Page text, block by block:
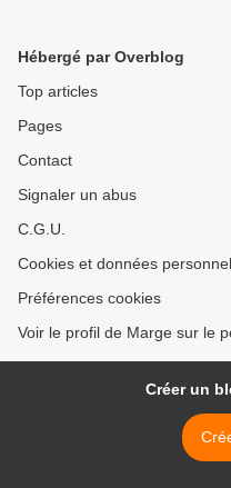
Hébergé par Overblog
Top articles
Pages
Contact
Signaler un abus
C.G.U.
Cookies et données
Préférences cookies
Voir le profil de Marge sur le
Créer un